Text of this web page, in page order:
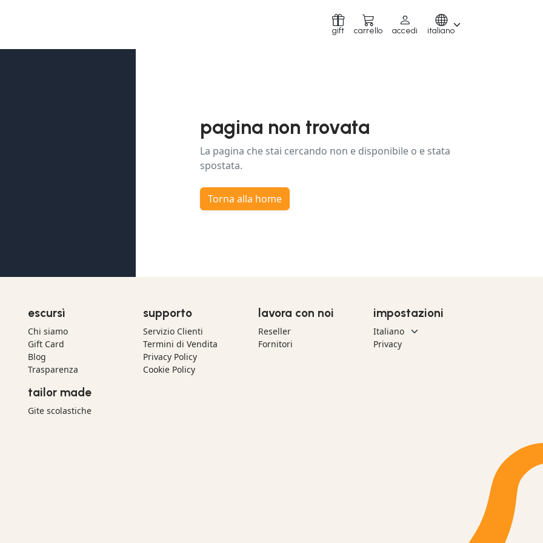
gift carrello accedi italiano
pagina non trovata
La pagina che stai cercando non e disponibile o e stata
spostata.
Torna alla home
escursì
Chi siamo
Gift Card
Blog
Trasparenza
tailor made
Gite scolastiche
supporto
Servizio Clienti
Termini di Vendita
Privacy Policy
Cookie Policy
lavora con noi
Reseller
Fornitori
impostazioni
Privacy